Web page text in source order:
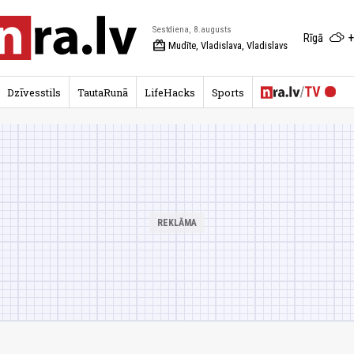
Sestdiena, 8.augusts
redeem Mudīte, Vladislava, Vladislavs
Rīgā
Dzīvesstils TautaRunā LifeHacks Sports